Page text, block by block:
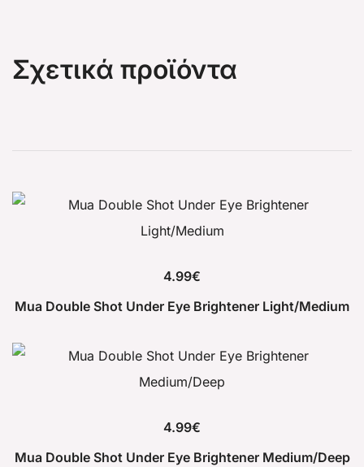
Σχετικά προϊόντα
4.99€
Mua Double Shot Under Eye Brightener Light/Medium
4.99€
Mua Double Shot Under Eye Brightener Medium/Deep